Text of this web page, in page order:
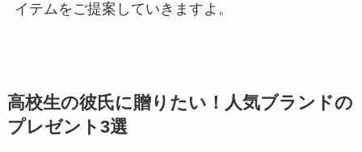
イテムをご提案していきますよ。
高校生の彼氏に贈りたい！人気ブランドの
プレゼント3選